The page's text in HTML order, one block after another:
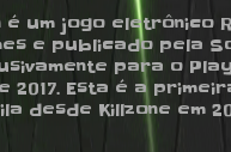
é um jogo eletrônico
e publicado pela
para o
2017. Esta é a
desde Killzone em